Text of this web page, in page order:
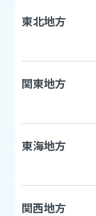
東北地方
関東地方
東海地方
関西地方